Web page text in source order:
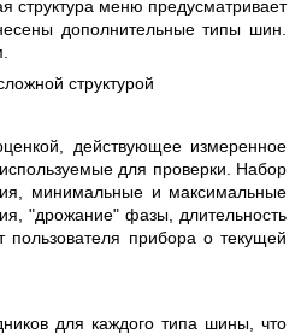
структура меню предусматривает
дополнительные типы шин.
структурой
действующее измеренное
для проверки. Набор
минимальные и максимальные
"дрожание" фазы, длительность
прибора о текущей
для каждого типа шины, что